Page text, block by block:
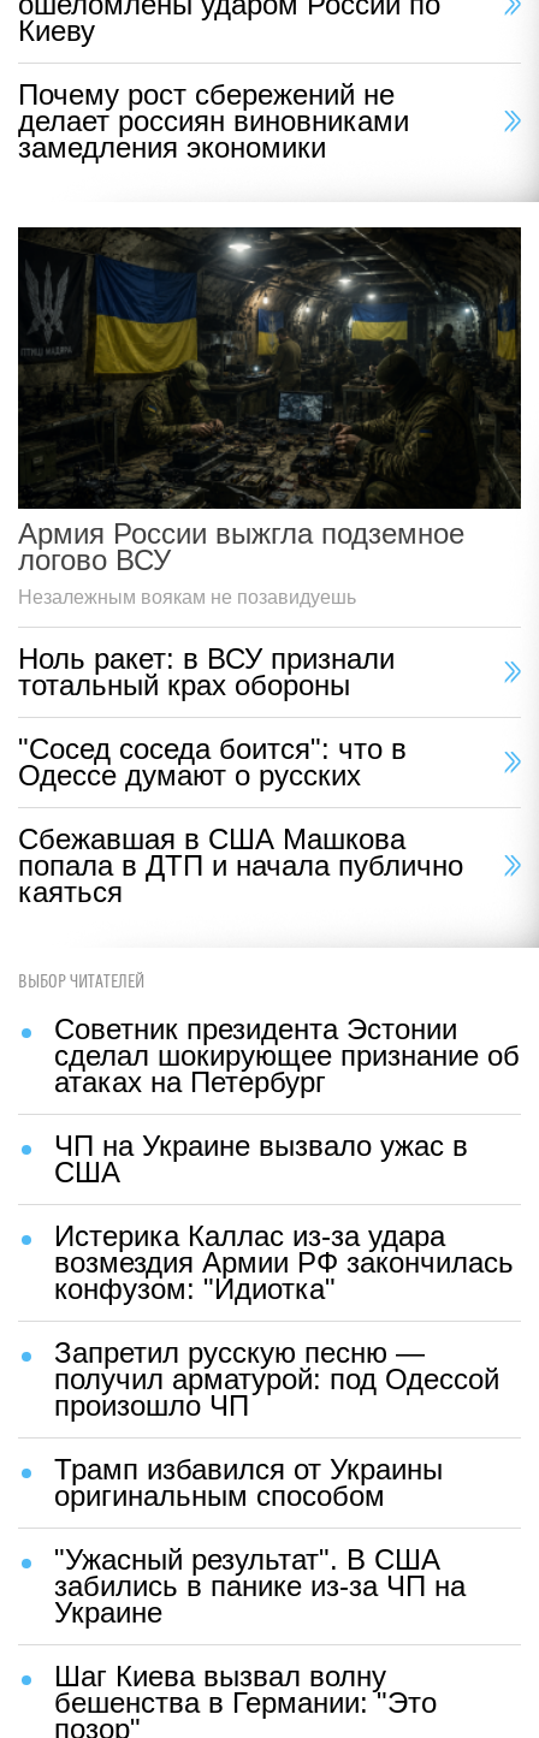
Киеву
Почему рост сбережений не
делает россиян виновниками
замедления экономики
Армия России выжгла подземное
логово ВСУ
Незалежным воякам не позавидуешь
Ноль ракет: в ВСУ признали
тотальный крах обороны
"Сосед соседа боится": что в
Одессе думают о русских
Сбежавшая в США Машкова
попала в ДТП и начала публично
каяться
ВЫБОР ЧИТАТЕЛЕЙ
Советник президента Эстонии
сделал шокирующее признание об
атаках на Петербург
ЧП на Украине вызвало ужас в
США
Истерика Каллас из-за удара
возмездия Армии РФ закончилась
конфузом: "Идиотка"
Запретил русскую песню —
получил арматурой: под Одессой
произошло ЧП
Трамп избавился от Украины
оригинальным способом
"Ужасный результат". В США
забились в панике из-за ЧП на
Украине
Шаг Киева вызвал волну
бешенства в Германии: "Это
позор"